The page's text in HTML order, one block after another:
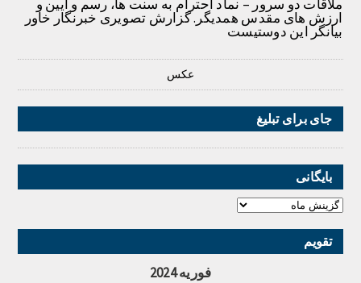
ملاقات دو سرور – نماد احترام به سنت ها، رسم و آیین و
ارزش های مقدس همدیگر. گزارش تصویری خبرنگار خاور
بیانگر این دوستیست
عکس
جای برای تبلیغ
بایگانی
تقویم
فوریه 2024